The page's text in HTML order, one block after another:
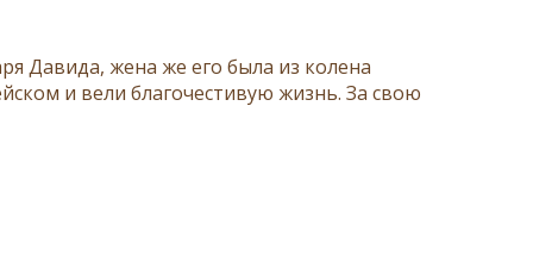
Давида, жена же его была из колена
и вели благочестивую жизнь. За свою